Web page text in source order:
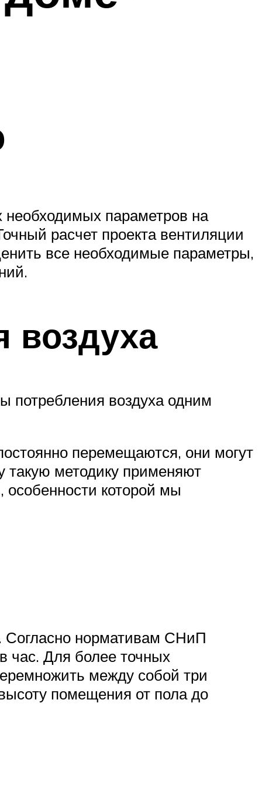
необходимых параметров на
расчет проекта вентиляции
все необходимые параметры,
воздуха
потребления воздуха одним
перемещаются, они могут
такую методику применяют
которой мы
Согласно нормативам СНиП
час. Для более точных
между собой три
помещения от пола до